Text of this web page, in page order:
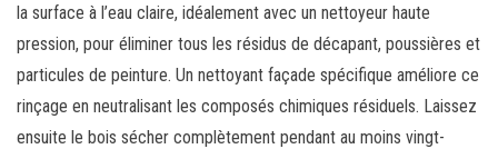
la surface à l’eau claire, idéalement avec un nettoyeur haute
pression, pour éliminer tous les résidus de décapant, poussières et
particules de peinture. Un nettoyant façade spécifique améliore ce
rinçage en neutralisant les composés chimiques résiduels. Laissez
ensuite le bois sécher complètement pendant au moins vingt-